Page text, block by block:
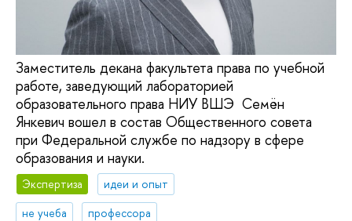
Заместитель декана факультета права по учебной
работе, заведующий лабораторией
образовательного права НИУ ВШЭ Семён
Янкевич вошел в состав Общественного совета
при Федеральной службе по надзору в сфере
образования и науки.
Экспертиза
идеи и опыт
не учеба
профессора